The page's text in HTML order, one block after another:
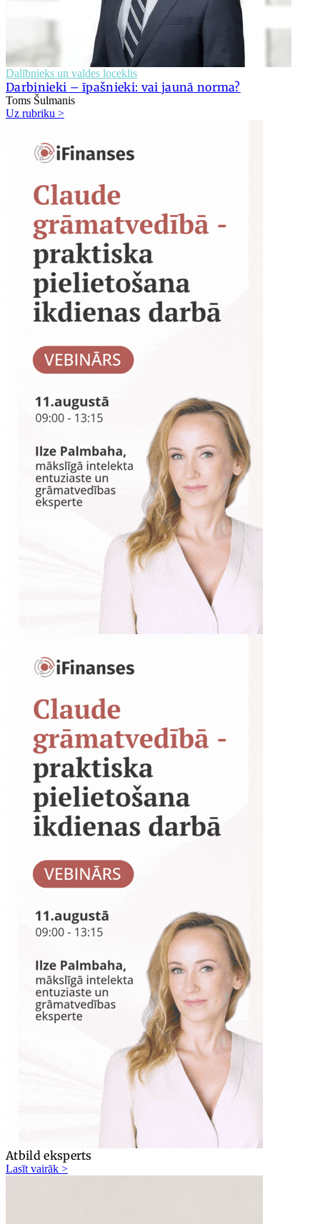
Dalībnieks un valdes loceklis
Darbinieki – īpašnieki: vai jaunā norma?
Toms Šulmanis
Uz rubriku >
Atbild eksperts
Lasīt vairāk >